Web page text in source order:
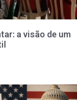
a visão de um